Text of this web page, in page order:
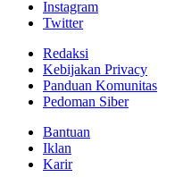
Instagram
Twitter
Redaksi
Kebijakan Privacy
Panduan Komunitas
Pedoman Siber
Bantuan
Iklan
Karir